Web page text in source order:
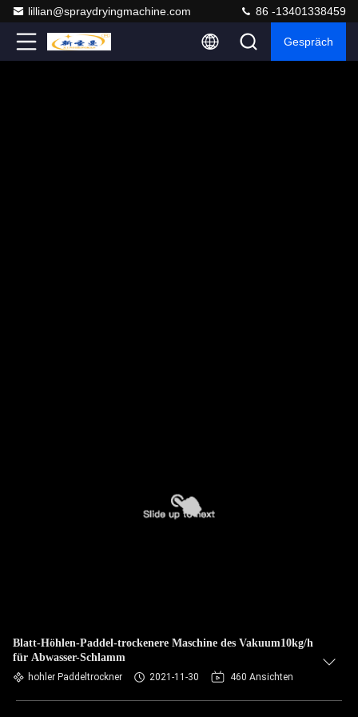
lillian@spraydryingmachine.com 86 -13401338459
Gespräch
Blatt-Höhlen-Paddel-trockenere Maschine des Vakuum10kg/h
für Abwasser-Schlamm
hohler Paddeltrockner 2021-11-30 460 Ansichten